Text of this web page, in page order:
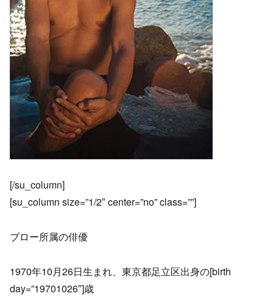
[/su_column]
[su_column size=”1/2″ center=”no” class=””]
ブロー所属の俳優
1970年10月26日生まれ、東京都足立区出身の[birth
day=”19701026″]歳